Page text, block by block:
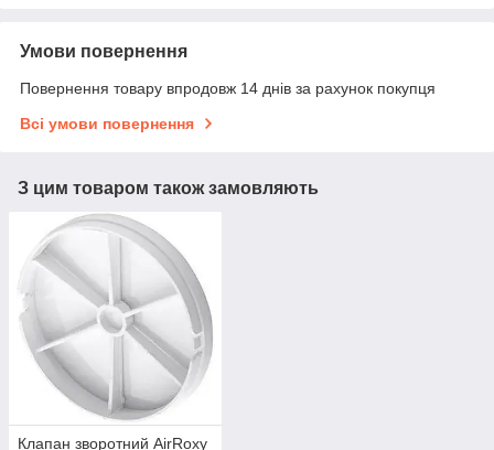
Умови повернення
Повернення товару впродовж 14 днів за рахунок покупця
Всі умови повернення
З цим товаром також замовляють
Клапан зворотний AirRoxy